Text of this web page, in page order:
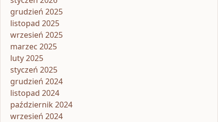
grudzień 2025
listopad 2025
wrzesień 2025
marzec 2025
luty 2025
styczeń 2025
grudzień 2024
listopad 2024
październik 2024
wrzesień 2024